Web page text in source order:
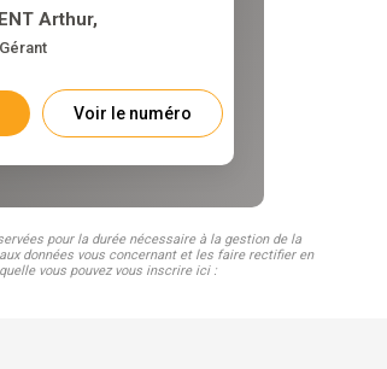
Arthur,
Gérant
Voir le numéro
pour la durée nécessaire à la gestion de la
données vous concernant et les faire rectifier en
vous pouvez vous inscrire ici :